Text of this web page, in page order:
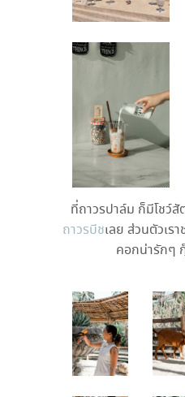
ที่ถาวรปาล์ม ก็มีโชว์
ถาวรบีชเลย ส่วนตัวเร
คอกน่ารักๆ